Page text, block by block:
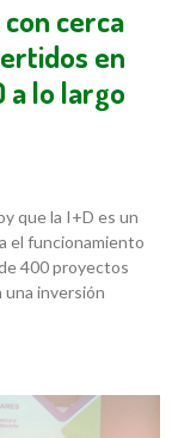
cerca
en
a lo largo
que la I+D es un
el funcionamiento
400 proyectos
una inversión